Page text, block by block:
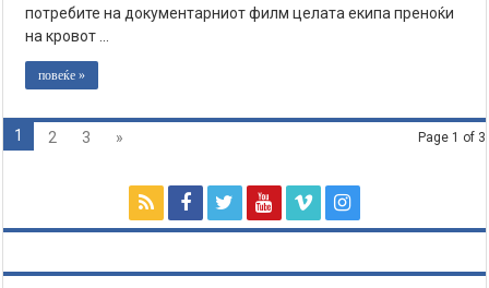
потребите на документарниот филм целата екипа преноќи
на кровот …
повеќе »
Page 1 of 3
1 2 3 »